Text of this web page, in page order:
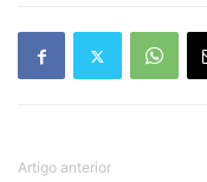
Artigo anterior